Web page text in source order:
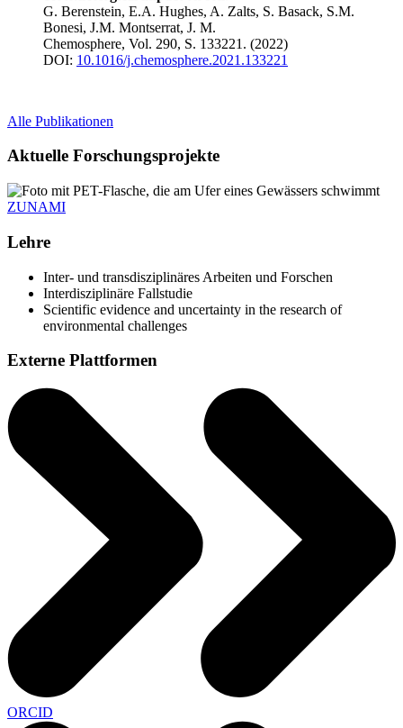
G. Berenstein, E.A. Hughes, A. Zalts, S. Basack, S.M.
Bonesi, J.M. Montserrat, J. M.
Chemosphere, Vol. 290, S. 133221. (2022)
DOI: 10.1016/j.chemosphere.2021.133221
Alle Publikationen
Aktuelle Forschungsprojekte
ZUNAMI
Lehre
Inter- und transdisziplinäres Arbeiten und Forschen
Interdisziplinäre Fallstudie
Scientific evidence and uncertainty in the research of
environmental challenges
Externe Plattformen
ORCID